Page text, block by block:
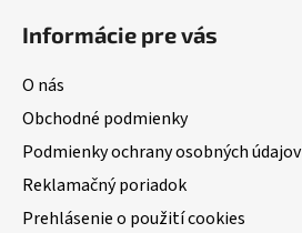
Informácie pre vás
O nás
Obchodné podmienky
Podmienky ochrany osobných údajov
Reklamačný poriadok
Prehlásenie o použití cookies